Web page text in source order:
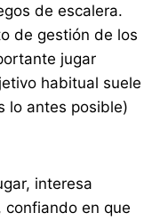
de escalera.
de gestión de los
jugar
habitual suele
lo antes posible)
interesa
confiando en que